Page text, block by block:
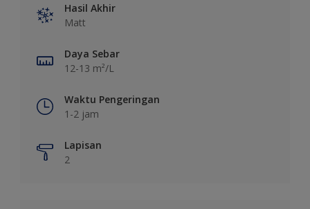
Hasil Akhir
Matt
Daya Sebar
12-13 m²/L
Waktu Pengeringan
1-2 jam
Lapisan
2